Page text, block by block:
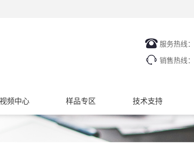
服务热线：
销售热线：
视频中心 样品专区 技术支持